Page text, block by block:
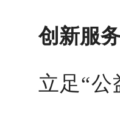
创新服
立足“